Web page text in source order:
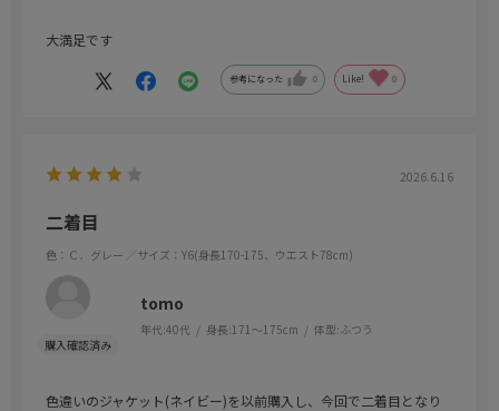
大満足です
参考になった 0 Like! 0
2026.6.16
二着目
色：Ｃ．グレー ／サイズ：Y6(身長170-175、ウエスト78cm)
tomo
年代:40代 身長:171～175cm 体型:ふつう
色違いのジャケット(ネイビー)を以前購入し、今回で二着目となり